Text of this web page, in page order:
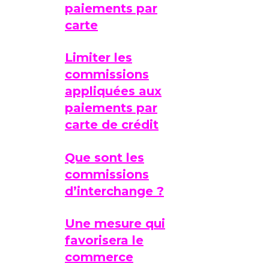
paiements par
carte
Limiter les
commissions
appliquées aux
paiements par
carte de crédit
Que sont les
commissions
d’interchange ?
Une mesure qui
favorisera le
commerce